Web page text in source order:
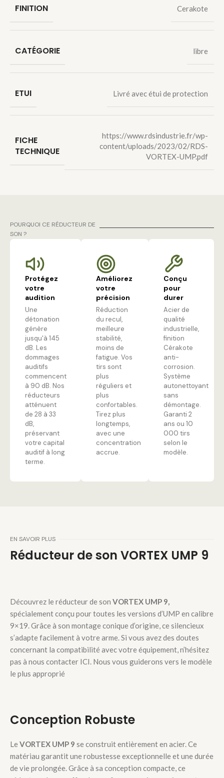
FINITION Cerakote
CATÉGORIE libre
ETUI Livré avec étui de protection
FICHE
TECHNIQUE
https://www.rdsindustrie.fr/wp-
content/uploads/2023/02/RDS-
VORTEX-UMP.pdf
POURQUOI CE RÉDUCTEUR DE
SON ?
Protégez
votre
audition
Une
détonation
génère
jusqu'à 145
dB. Les
dommages
auditifs
commencent
à 90 dB. Nos
réducteurs
atténuent
de 28 à 33
dB,
préservant
votre capital
auditif à long
terme.
Améliorez
votre
précision
Réduction
du recul,
meilleure
stabilité,
moins de
fatigue. Vos
tirs sont
plus
réguliers et
plus
confortables.
Tirez plus
longtemps,
avec une
concentration
accrue.
Conçu
pour
durer
Acier de
qualité
industrielle,
finition
Cérakote
anti-
corrosion.
Système
autonettoyant
sans
démontage.
Garanti 2
ans ou 10
000 tirs
selon le
modèle.
EN SAVOIR PLUS
Réducteur de son VORTEX UMP 9
Découvrez le réducteur de son VORTEX UMP 9,
spécialement conçu pour toutes les versions d’UMP en calibre
9×19. Grâce à son montage conique d’origine, ce silencieux
s’adapte facilement à votre arme. Si vous avez des doutes
concernant la compatibilité avec votre équipement, n’hésitez
pas à nous contacter ICI. Nous vous guiderons vers le modèle
le plus approprié
Conception Robuste
LeVORTEX UMP 9 se construit entièrement en acier. Ce
matériau garantit une robustesse exceptionnelle et une durée
de vie prolongée. Grâce à sa conception compacte, ce